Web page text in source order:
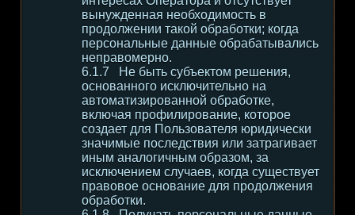
вынужденная необходимость в
продолжении такой обработки; когда
персональные данные обрабатывались
неправомерно.
Не быть субъектом решения,
основанного исключительно на
автоматизированной обработке,
включая профилирование, которое
создает для Пользователя юридически
значимые последствия или затрагивает
иным аналогичным образом, за
исключением случаев, когда существует
правовое основание для продолжения
обработки.